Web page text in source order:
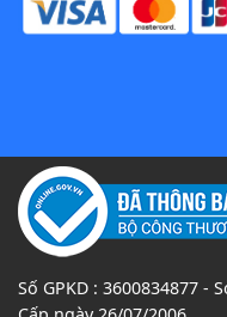
Số GPKD : 3600834877